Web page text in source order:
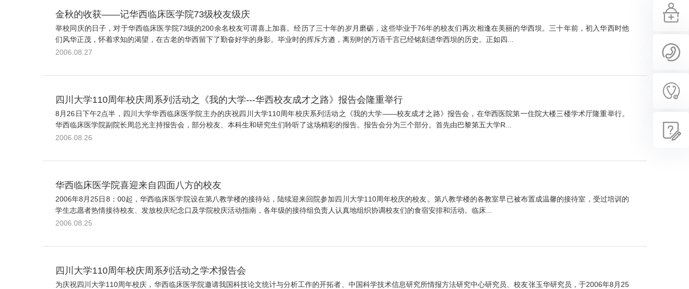
金秋的收获——记华西临床医学院73级校友级庆
举校同庆的日子，对于华西临床医学院73级的200余名校友可谓喜上加喜。经历了三十年的岁月磨砺，这些毕业于76年的校友们再次相逢在美丽的华西坝。三十年前，初入华西时他
们风华正茂，怀着求知的渴望，在古老的华西留下了勤奋好学的身影。毕业时的挥斥方遒，离别时的万语千言已经铭刻进华西坝的历史。正如四...
2006.08.27
四川大学110周年校庆周系列活动之《我的大学---华西校友成才之路》报告会隆重举行
8月26日下午2点半，四川大学华西临床医学院主办的庆祝四川大学110周年校庆系列活动之《我的大学——校友成才之路》报告会，在华西医院第一住院大楼三楼学术厅隆重举行。
华西临床医学院副院长周总光主持报告会，部分校友、本科生和研究生们聆听了这场精彩的报告。报告会分为三个部分。首先由巴黎第五大学R...
2006.08.26
华西临床医学院喜迎来自四面八方的校友
2006年8月25日8：00起，华西临床医学院设在第八教学楼的接待站，陆续迎来回院参加四川大学110周年校庆的校友。第八教学楼的各教室早已被布置成温馨的接待室，受过培训的
学生志愿者热情接待校友、发放校庆纪念口及学院校庆活动指南，各年级的接待组负责人认真地组织协调校友们的食宿安排和活动。临床...
2006.08.25
四川大学110周年校庆周系列活动之学术报告会
为庆祝四川大学110周年校庆，华西临床医学院邀请我国科技论文统计与分析工作的开拓者、中国科学技术信息研究所情报方法研究中心研究员、校友张玉华研究员，于2006年8月25